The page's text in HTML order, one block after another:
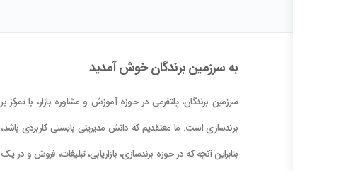
به سرزمین برندگان خوش آمدید
سرزمین برندگان، پلتفرمی در حوزه آموزش و مشاوره بازار، با تمرکز بر
برندسازی است. ما معتقدیم که دانش مدیریتی بایستی کاربردی باشد،
بنابراین آنچه که در حوزه برندسازی، بازاریابی، تبلیغات، فروش و در یک